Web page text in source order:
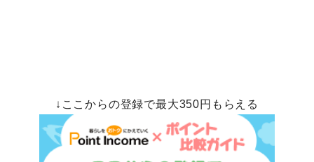
↓ここからの登録で最大350円もらえる